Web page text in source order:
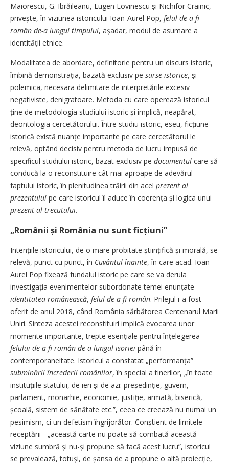
Maiorescu, G. Ibrăileanu, Eugen Lovinescu și Nichifor Crainic,
privește, în viziunea istoricului Ioan-Aurel Pop, felul de a fi
român de-a lungul timpului, așadar, modul de asumare a
identității etnice.
Modalitatea de abordare, definitorie pentru un discurs istoric,
îmbină demonstrația, bazată exclusiv pe surse istorice, și
polemica, necesara delimitare de interpretările excesiv
negativiste, denigratoare. Metoda cu care operează istoricul
ține de metodologia studiului istoric și implică, neapărat,
deontologia cercetătorului. Între studiu istoric, eseu, ficțiune
istorică există nuanțe importante pe care cercetătorul le
relevă, optând decisiv pentru metoda de lucru impusă de
specificul studiului istoric, bazat exclusiv pe documentul care să
conducă la o reconstituire cât mai aproape de adevărul
faptului istoric, în plenitudinea trăirii din acel prezent al
prezentului pe care istoricul îl aduce în coerența și logica unui
prezent al trecutului.
„Românii și România nu sunt ficțiuni”
Intențiile istoricului, de o mare probitate științifică și morală, se
relevă, punct cu punct, în Cuvântul înainte, în care acad. Ioan-
Aurel Pop fixează fundalul istoric pe care se va derula
investigația evenimentelor subordonate temei enunțate -
identitatea românească, felul de a fi român. Prilejul i-a fost
oferit de anul 2018, când România sărbătorea Centenarul Marii
Uniri. Sinteza acestei reconstituiri implică evocarea unor
momente importante, trepte esen­țiale pentru înțelegerea
felului de a fi român de-a lungul isoriei până în
contemporaneitate. Istoricul a constatat „performanța”
subminării încrederii românilor, în special a tinerilor, „în toate
instituțiile statului, de ieri și de azi: președinție, guvern,
parlament, monarhie, economie, justiție, armată, biserică,
școală, sistem de sănătate etc.”, ceea ce creează nu numai un
pesimism, ci un defetism îngrijorător. Conștient de limitele
receptării - „această carte nu poate să combată această
viziune sumbră și nu-și propune să facă acest lucru”, istoricul
se prevalează, totuși, de șansa de a propune o altă proiecție,